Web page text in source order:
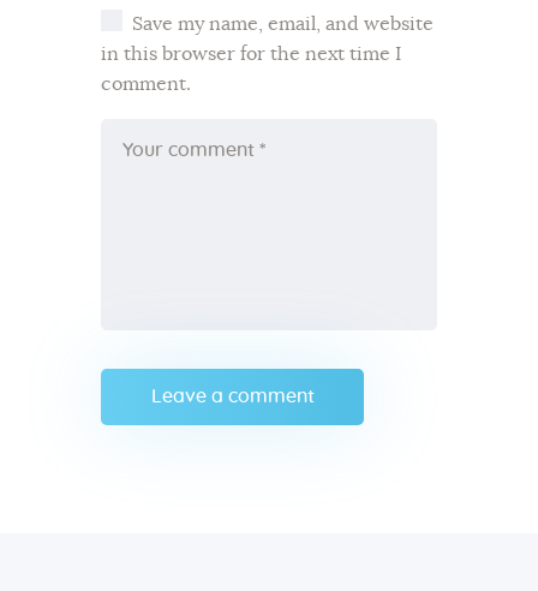
Save my name, email, and website
in this browser for the next time I
comment.